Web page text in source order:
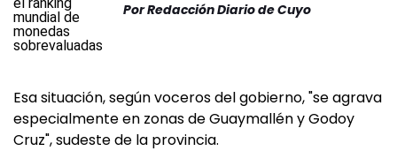
PorRedacción Diario de Cuyo
Esa situación, según voceros del gobierno, "se agrava
especialmente en zonas de Guaymallén y Godoy
Cruz", sudeste de la provincia.